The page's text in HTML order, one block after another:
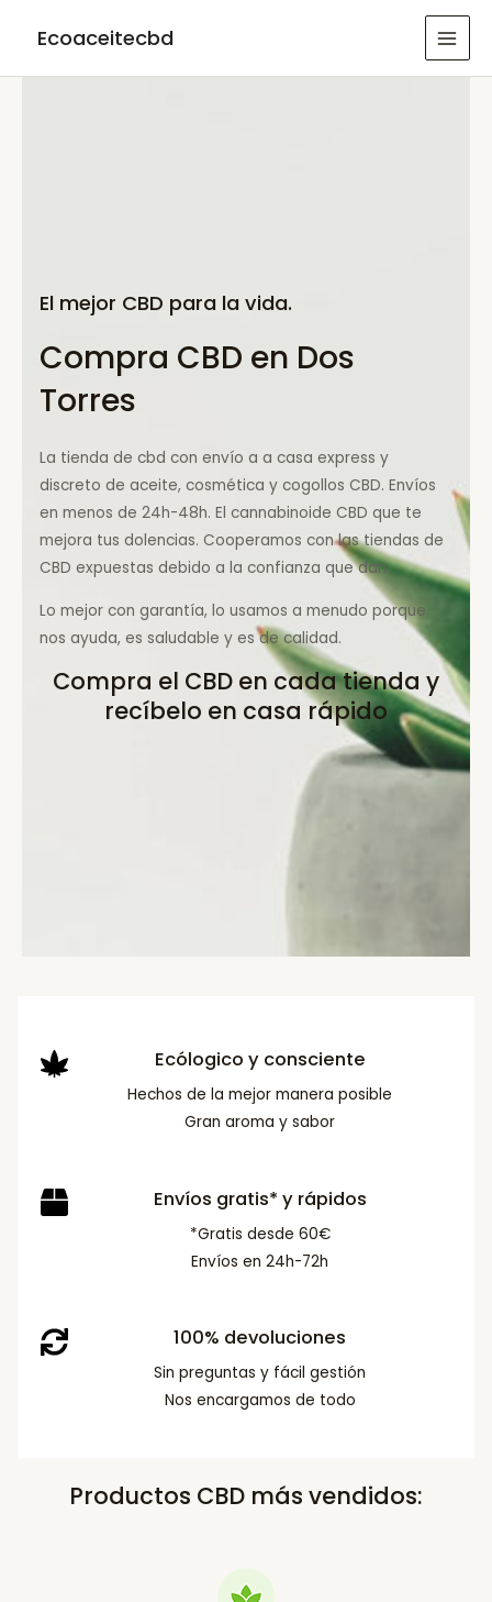
Ecoaceitecbd
El mejor CBD para la vida.
Compra CBD en Dos
Torres
La tienda de cbd con envío a a casa express y
discreto de aceite, cosmética y cogollos CBD. Envíos
en menos de 24h-48h. El cannabinoide CBD que te
mejora tus dolencias. Cooperamos con las tiendas de
CBD expuestas debido a la confianza que dan.
Lo mejor con garantía, lo usamos a menudo porque
nos ayuda, es saludable y es de calidad.
Compra el CBD en cada tienda y
recíbelo en casa rápido
Ecólogico y consciente
Hechos de la mejor manera posible
Gran aroma y sabor
Envíos gratis* y rápidos
*Gratis desde 60€
Envíos en 24h-72h
100% devoluciones
Sin preguntas y fácil gestión
Nos encargamos de todo
Productos CBD más vendidos: